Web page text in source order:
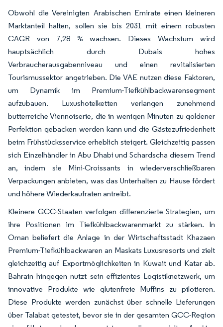
Obwohl die Vereinigten Arabischen Emirate einen kleineren
Marktanteil halten, sollen sie bis 2031 mit einem robusten
CAGR von 7,28 % wachsen. Dieses Wachstum wird
hauptsächlich durch Dubais hohes
Verbraucherausgabenniveau und einen revitalisierten
Tourismussektor angetrieben. Die VAE nutzen diese Faktoren,
um Dynamik im Premium-Tiefkühlbackwarensegment
aufzubauen. Luxushotelketten verlangen zunehmend
butterreiche Viennoiserie, die in wenigen Minuten zu goldener
Perfektion gebacken werden kann und die Gästezufriedenheit
beim Frühstücksservice erheblich steigert. Gleichzeitig passen
sich Einzelhändler in Abu Dhabi und Schardscha diesem Trend
an, indem sie Mini-Croissants in wiederverschließbaren
Verpackungen anbieten, was das Unterhalten zu Hause fördert
und höhere Wiederkaufraten antreibt.
Kleinere GCC-Staaten verfolgen differenzierte Strategien, um
ihre Positionen im Tiefkühlbackwarenmarkt zu stärken. In
Oman beliefert die Anlage in der Wirtschaftsstadt Khazaen
Premium-Tiefkühlbackwaren an Maskats Luxusresorts und zielt
gleichzeitig auf Exportmöglichkeiten in Kuwait und Katar ab.
Bahrain hingegen nutzt sein effizientes Logistiknetzwerk, um
innovative Produkte wie glutenfreie Muffins zu pilotieren.
Diese Produkte werden zunächst über schnelle Lieferungen
über Talabat getestet, bevor sie in der gesamten GCC-Region